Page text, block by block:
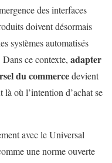
des interfaces
doivent désormais
systèmes automatisés
ce contexte, adapter
du commercedevient
là où l’intention d’achat se
avec le Universal
une norme ouverte